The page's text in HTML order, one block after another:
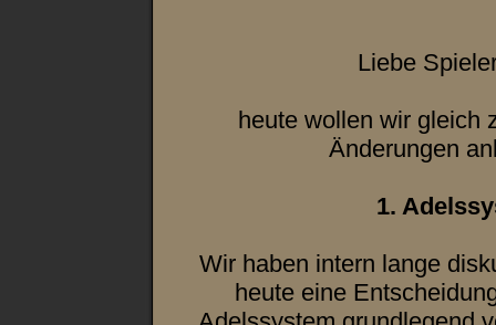
Liebe
heute wollen wir gleich
Änderungen
1.
Wir haben intern lange
heute eine